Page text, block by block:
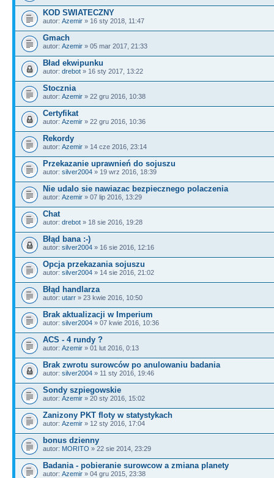
KOD SWIATECZNY
autor: Azemir » 16 sty 2018, 11:47
Gmach
autor: Azemir » 05 mar 2017, 21:33
Bład ekwipunku
autor: drebot » 16 sty 2017, 13:22
Stocznia
autor: Azemir » 22 gru 2016, 10:38
Certyfikat
autor: Azemir » 22 gru 2016, 10:36
Rekordy
autor: Azemir » 14 cze 2016, 23:14
Przekazanie uprawnień do sojuszu
autor: silver2004 » 19 wrz 2016, 18:39
Nie udalo sie nawiazac bezpiecznego polaczenia
autor: Azemir » 07 lip 2016, 13:29
Chat
autor: drebot » 18 sie 2016, 19:28
Błąd bana :-)
autor: silver2004 » 16 sie 2016, 12:16
Opcja przekazania sojuszu
autor: silver2004 » 14 sie 2016, 21:02
Błąd handlarza
autor: utarr » 23 kwie 2016, 10:50
Brak aktualizacji w Imperium
autor: silver2004 » 07 kwie 2016, 10:36
ACS - 4 rundy ?
autor: Azemir » 01 lut 2016, 0:13
Brak zwrotu surowców po anulowaniu badania
autor: silver2004 » 11 sty 2016, 19:46
Sondy szpiegowskie
autor: Azemir » 20 sty 2016, 15:02
Zanizony PKT floty w statystykach
autor: Azemir » 12 sty 2016, 17:04
bonus dzienny
autor: MORITO » 22 sie 2014, 23:29
Badania - pobieranie surowcow a zmiana planety
autor: Azemir » 04 gru 2015, 23:38